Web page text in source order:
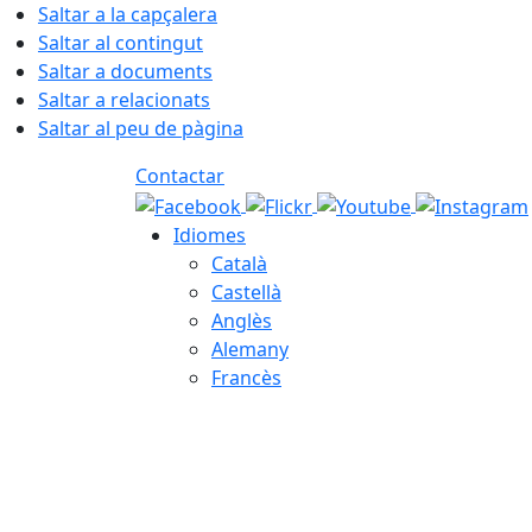
Saltar a la capçalera
Saltar al contingut
Saltar a documents
Saltar a relacionats
Saltar al peu de pàgina
Contactar
Idiomes
Català
Castellà
Anglès
Alemany
Francès